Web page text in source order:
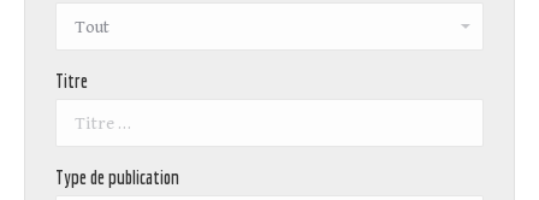
Titre
Type de publication